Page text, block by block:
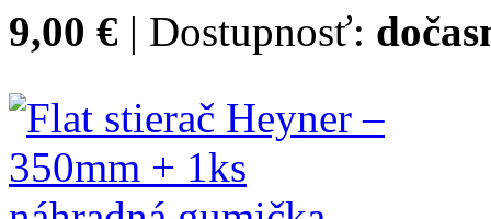
9,00 € | Dostupnosť: